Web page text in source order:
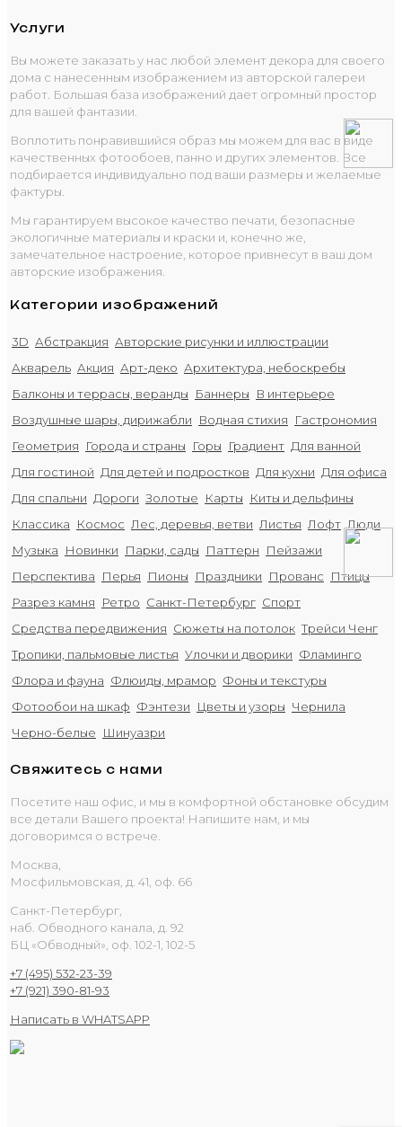
Услуги
Вы можете заказать у нас любой элемент декора для своего
дома с нанесенным изображением из авторской галереи
работ. Большая база изображений дает огромный простор
для вашей фантазии.
Воплотить понравившийся образ мы можем для вас в виде
качественных фотообоев, панно и других элементов. Все
подбирается индивидуально под ваши размеры и желаемые
фактуры.
Мы гарантируем высокое качество печати, безопасные
экологичные материалы и краски и, конечно же,
замечательное настроение, которое привнесут в ваш дом
авторские изображения.
Категории изображений
3D Абстракция Авторские рисунки и иллюстрации
Акварель Акция Арт-деко Архитектура, небоскребы
Балконы и террасы, веранды
Баннеры
В интерьере
Воздушные шары, дирижабли
Водная стихия
Гастрономия
Геометрия
Города и страны Горы Градиент Для ванной
Для гостиной Для детей и подростков Для кухни Для офиса
Для спальни Дороги Золотые Карты
Киты и дельфины
Классика
Космос Лес, деревья, ветви Листья Лофт Люди
Музыка
Новинки Парки, сады Паттерн
Пейзажи
Перспектива
Перья Пионы Праздники Прованс
Птицы
Разрез камня
Ретро Санкт-Петербург Спорт
Средства передвижения Сюжеты на потолок Трейси Ченг
Тропики, пальмовые листья Улочки и дворики Фламинго
Флора и фауна Флюиды, мрамор Фоны и текстуры
Фотообои на шкаф Фэнтези Цветы и узоры Чернила
Черно-белые
Шинуазри
Свяжитесь с нами
Посетите наш офис, и мы в комфортной обстановке обсудим
все детали Вашего проекта! Напишите нам, и мы
договоримся о встрече.
Москва,
Мосфильмовская, д. 41, оф. 66
Санкт-Петербург,
наб. Обводного канала, д. 92
БЦ «Обводный», оф. 102-1, 102-5
+7 (495) 532-23-39
+7 (921) 390-81-93
Написать в WHATSAPP